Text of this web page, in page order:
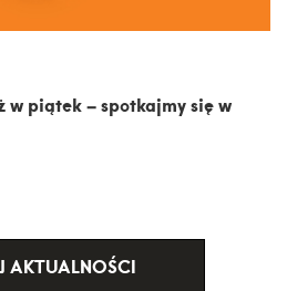
w piątek – spotkajmy się w
AKTUALNOŚCI